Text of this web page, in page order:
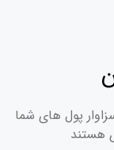
پول های شما
هستند